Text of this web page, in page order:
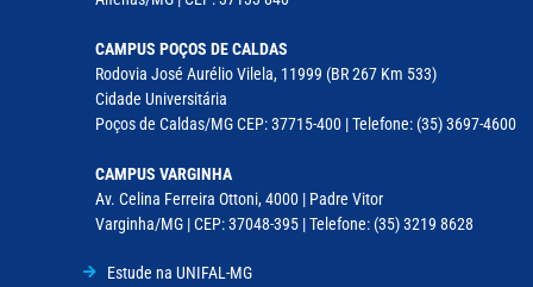
CAMPUS POÇOS DE CALDAS
Rodovia José Aurélio Vilela, 11999 (BR 267 Km 533)
Cidade Universitária
Poços de Caldas/MG CEP: 37715-400 | Telefone: (35) 3697-4600
CAMPUS VARGINHA
Av. Celina Ferreira Ottoni, 4000 | Padre Vitor
Varginha/MG | CEP: 37048-395 | Telefone: (35) 3219 8628
Estude na UNIFAL-MG